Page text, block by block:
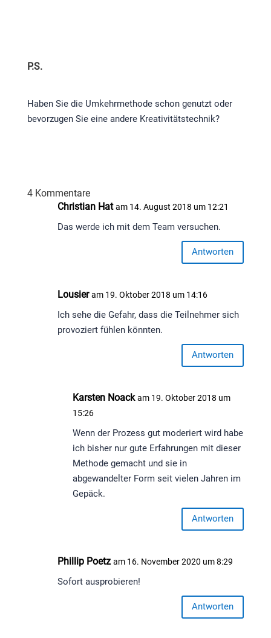
P.S.
Haben Sie die Umkehrmethode schon genutzt oder
bevorzugen Sie eine andere Kreativitätstechnik?
4 Kommentare
Christian Hat am 14. August 2018 um 12:21
Das werde ich mit dem Team versuchen.
Antworten
Lousier am 19. Oktober 2018 um 14:16
Ich sehe die Gefahr, dass die Teilnehmer sich
provoziert fühlen könnten.
Antworten
Karsten Noack am 19. Oktober 2018 um
15:26
Wenn der Prozess gut moderiert wird habe
ich bisher nur gute Erfahrungen mit dieser
Methode gemacht und sie in
abgewandelter Form seit vielen Jahren im
Gepäck.
Antworten
Phillip Poetz am 16. November 2020 um 8:29
Sofort ausprobieren!
Antworten